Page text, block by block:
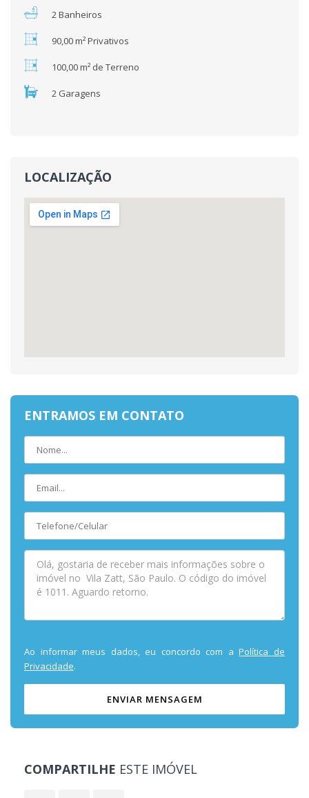
2 Banheiros
90,00 m² Privativos
100,00 m² de Terreno
2 Garagens
LOCALIZAÇÃO
ENTRAMOS EM CONTATO
Ao informar meus dados, eu concordo com aPolítica de
Privacidade.
ENVIAR MENSAGEM
COMPARTILHE ESTE IMÓVEL